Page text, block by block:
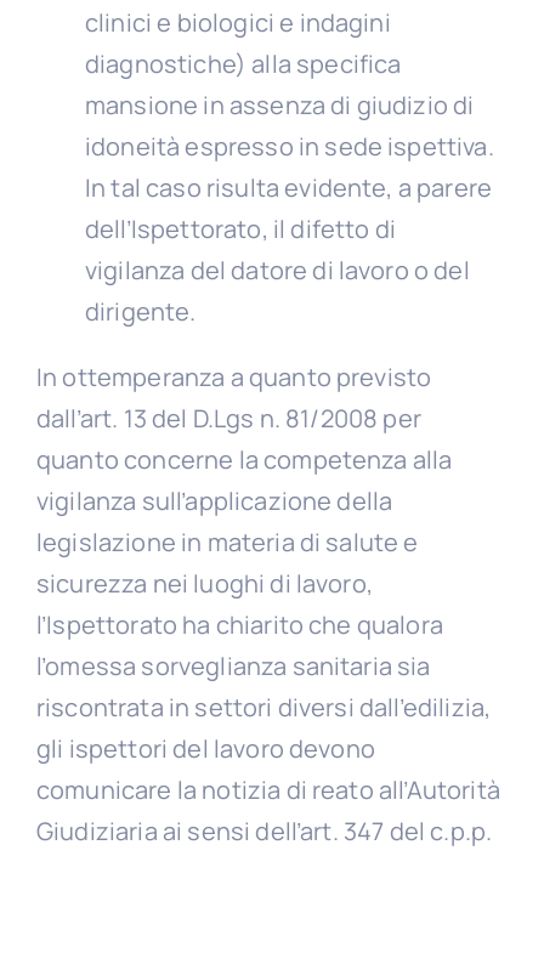
clinici e biologici e indagini
diagnostiche) alla specifica
mansione in assenza di giudizio di
idoneità espresso in sede ispettiva.
In tal caso risulta evidente, a parere
dell’Ispettorato, il difetto di
vigilanza del datore di lavoro o del
dirigente.
In ottemperanza a quanto previsto
dall’art. 13 del D.Lgs n. 81/2008 per
quanto concerne la competenza alla
vigilanza sull’applicazione della
legislazione in materia di salute e
sicurezza nei luoghi di lavoro,
l’Ispettorato ha chiarito che qualora
l’omessa sorveglianza sanitaria sia
riscontrata in settori diversi dall’edilizia,
gli ispettori del lavoro devono
comunicare la notizia di reato all’Autorità
Giudiziaria ai sensi dell’art. 347 del c.p.p.